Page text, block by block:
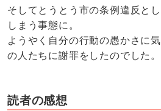
そしてとうとう市の条例違反と
しまう事態に。
ようやく自分の行動の愚かさに
の人たちに謝罪をしたのでした。
読者の感想